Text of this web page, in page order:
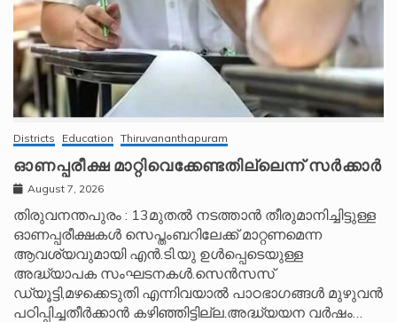
Districts Education Thiruvananthapuram
ഓണപ്പരീക്ഷ മാറ്റിവെക്കേണ്ടതില്ലെന്ന് സർക്കാർ
August 7, 2026
തിരുവനന്തപുരം : 13മുതൽ നടത്താൻ തീരുമാനിച്ചിട്ടുള്ള
ഓണപ്പരീക്ഷകൾ സെപ്തംബറിലേക്ക് മാറ്റണമെന്ന
ആവശ്യവുമായി എൻ.ടി.യു ഉൾപ്പെടെയുള്ള
അദ്ധ്യാപക സംഘടനകൾ.സെൻസസ്
ഡ്യൂട്ടി,മഴക്കെടുതി എന്നിവയാൽ പാഠഭാഗങ്ങൾ മുഴുവൻ
പഠിപ്പിച്ചതീർക്കാൻ കഴിഞ്ഞിട്ടില്ല.അദ്ധ്യയന വർഷം…